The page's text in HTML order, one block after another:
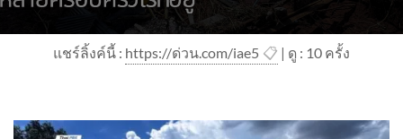
แชร์ลิ้งค์นี้ : https://ด่วน.com/iae5 📋 | ดู : 10 ครั้ง